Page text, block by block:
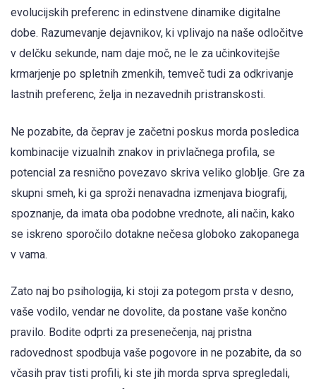
evolucijskih preferenc in edinstvene dinamike digitalne
dobe. Razumevanje dejavnikov, ki vplivajo na naše odločitve
v delčku sekunde, nam daje moč, ne le za učinkovitejše
krmarjenje po spletnih zmenkih, temveč tudi za odkrivanje
lastnih preferenc, želja in nezavednih pristranskosti.
Ne pozabite, da čeprav je začetni poskus morda posledica
kombinacije vizualnih znakov in privlačnega profila, se
potencial za resnično povezavo skriva veliko globlje. Gre za
skupni smeh, ki ga sproži nenavadna izmenjava biografij,
spoznanje, da imata oba podobne vrednote, ali način, kako
se iskreno sporočilo dotakne nečesa globoko zakopanega
v vama.
Zato naj bo psihologija, ki stoji za potegom prsta v desno,
vaše vodilo, vendar ne dovolite, da postane vaše končno
pravilo. Bodite odprti za presenečenja, naj pristna
radovednost spodbuja vaše pogovore in ne pozabite, da so
včasih prav tisti profili, ki ste jih morda sprva spregledali,